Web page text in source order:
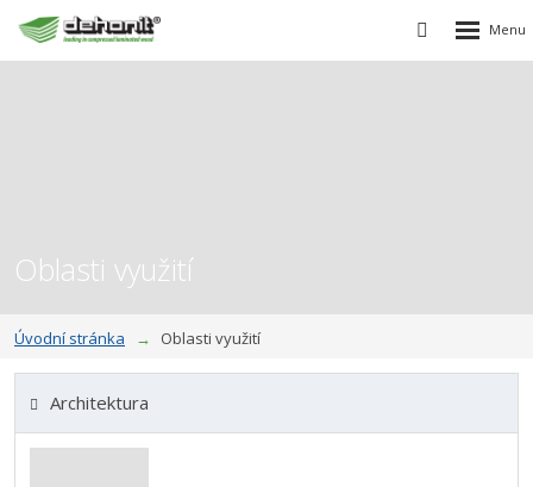
Vyhledávání
Rozbalení
menu
Oblasti využití
Úvodní stránka Oblasti využití
Architektura